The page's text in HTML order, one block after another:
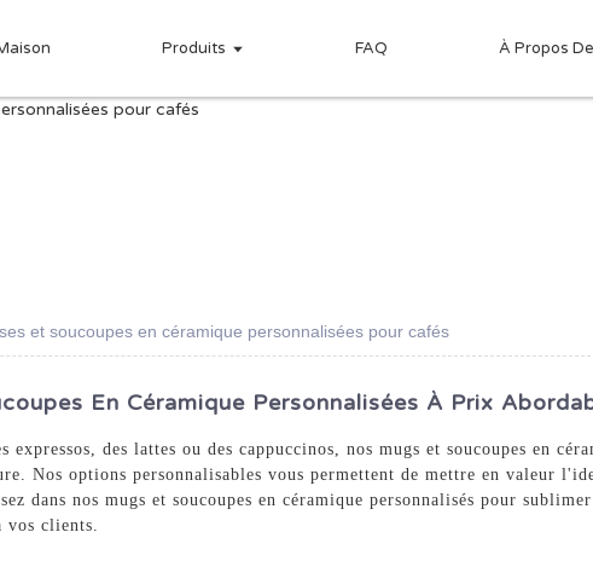
Produits FAQ À Propos
et soucoupes en céramique personnalisées pour cafés
En Céramique Personnalisées À Prix
expressos, des lattes ou des cappuccinos, nos mugs et soucoupes en
Nos options personnalisables vous permettent de mettre en valeur
dans nos mugs et soucoupes en céramique personnalisés pour
vos clients.